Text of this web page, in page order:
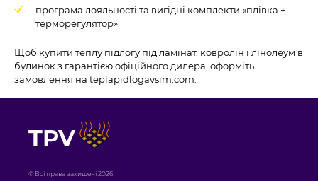
програма лояльності та вигідні комплекти «плівка +
терморегулятор».
Щоб купити теплу підлогу під ламінат, ковролін і лінолеум в
будинок з гарантією офіційного дилера, оформіть
замовлення на teplapidlogavsim.com.
TPV
© Всі права захищені 2026